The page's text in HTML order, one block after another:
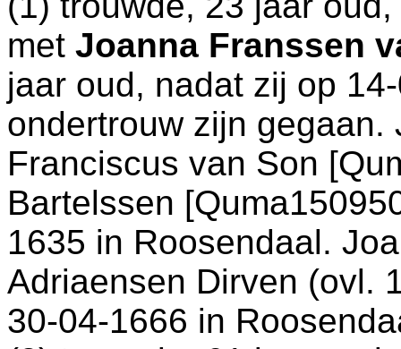
met Joanna Franssen
jaar oud, nadat zij op
ondertrouw zijn
Franciscus van Son
Bartelssen
1635 in Roosendaal.
Adriaensen Dirven (ovl.
30-04-1666 in